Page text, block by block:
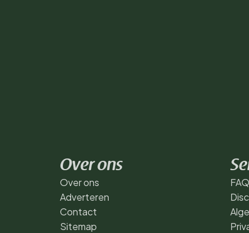
Over ons
Over ons
Adverteren
Contact
Sitemap
FAQ